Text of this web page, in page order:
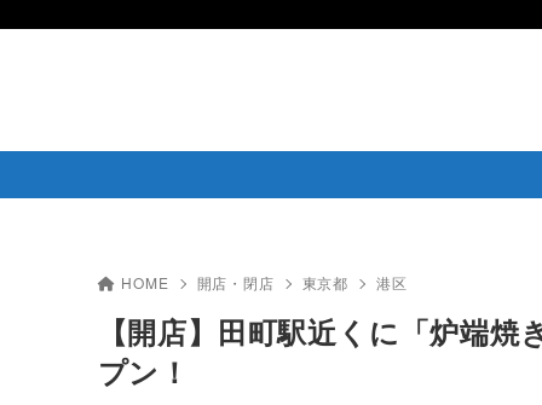
HOME 開店・閉店 東京都 港区
【開店】田町駅近くに「炉端
プン！